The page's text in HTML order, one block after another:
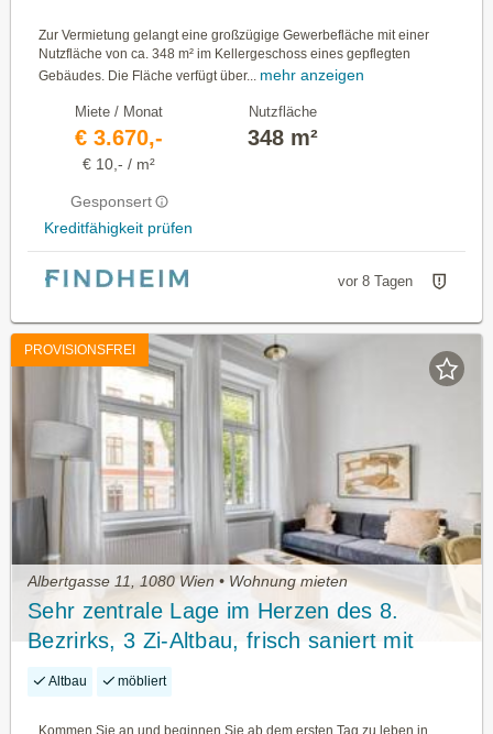
Zur Vermietung gelangt eine großzügige Gewerbefläche mit einer
Nutzfläche von ca. 348 m² im Kellergeschoss eines gepflegten
Gebäudes. Die Fläche verfügt über...
mehr anzeigen
Miete / Monat
€ 3.670,-
€ 10,- / m²
Gesponsert
Kreditfähigkeit prüfen
Nutzfläche
348 m²
vor 8 Tagen
PROVISIONSFREI
Albertgasse 11, 1080 Wien • Wohnung mieten
Sehr zentrale Lage im Herzen des 8.
Bezrirks, 3 Zi-Altbau, frisch saniert mit
Aufzug, gute Öffis (VIE322)
Altbau möbliert